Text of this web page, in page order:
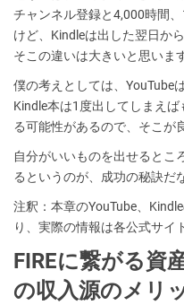
チャンネル登録と4,000時間
けど、Kindleは出した翌日か
そこの違いは大きいと思いま
僕の考えとしては、YouTube
Kindle本は1度出してしまえ
る可能性があるので、そこが
自分がいいものを出せるとこ
るというのが、成功の秘訣だ
注釈：本章のYouTube、
り、実際の情報は各公式サイ
FIREに繋がる資
の収入源のメリ